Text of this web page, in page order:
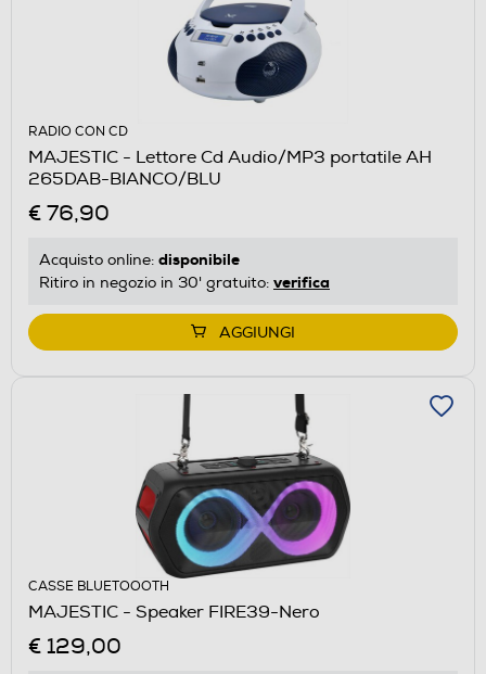
RADIO CON CD
MAJESTIC - Lettore Cd Audio/MP3 portatile AH
265DAB-BIANCO/BLU
€ 76,90
Acquisto online: disponibile
Ritiro in negozio in 30' gratuito: verifica
AGGIUNGI
CASSE BLUETOOOTH
MAJESTIC - Speaker FIRE39-Nero
€ 129,00